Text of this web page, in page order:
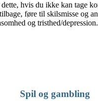
hvis du ikke kan tage
føre til skilsmisse og
og tristhed/depression.
Spil og gambling